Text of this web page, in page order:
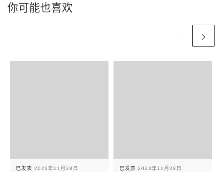
你可能也喜欢
已发表 2023年11月28日 已发表 2023年11月28日